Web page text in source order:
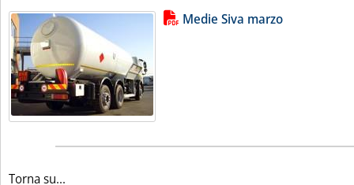
Leggi tutta la notizia: 'Medie
Lista allegati PDF alla notiziaMedie Siva marzo
Torna su...